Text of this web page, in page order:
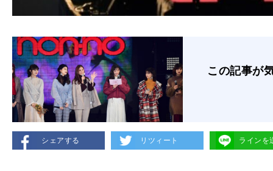
この記事が
シェアする リツィート ラインを